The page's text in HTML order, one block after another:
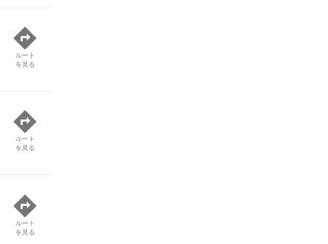
ルート
を見る
ルート
を見る
ルート
を見る